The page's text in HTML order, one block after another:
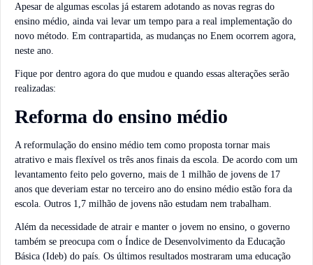
Apesar de algumas escolas já estarem adotando as novas regras do
ensino médio, ainda vai levar um tempo para a real implementação do
novo método. Em contrapartida, as mudanças no Enem ocorrem agora,
neste ano.
Fique por dentro agora do que mudou e quando essas alterações serão
realizadas:
Reforma do ensino médio
A reformulação do ensino médio tem como proposta tornar mais
atrativo e mais flexível os três anos finais da escola. De acordo com um
levantamento feito pelo governo, mais de 1 milhão de jovens de 17
anos que deveriam estar no terceiro ano do ensino médio estão fora da
escola. Outros 1,7 milhão de jovens não estudam nem trabalham.
Além da necessidade de atrair e manter o jovem no ensino, o governo
também se preocupa com o Índice de Desenvolvimento da Educação
Básica (Ideb) do país. Os últimos resultados mostraram uma educação